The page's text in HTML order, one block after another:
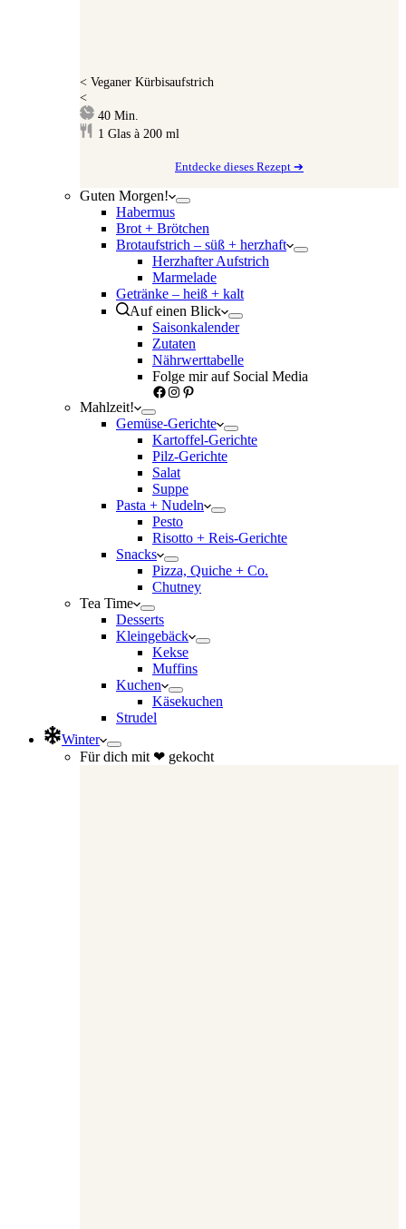
< Veganer Kürbisaufstrich
<
40Minuten
Min.
1 Glas à 200 ml
Entdecke dieses Rezept ➔
Guten Morgen!
Habermus
Brot + Brötchen
Brotaufstrich – süß + herzhaft
Herzhafter Aufstrich
Marmelade
Getränke – heiß + kalt
Auf einen Blick
Saisonkalender
Zutaten
Nährwerttabelle
Folge mir auf Social Media
Facebook
Instagram
Pinterest
Mahlzeit!
Gemüse-Gerichte
Kartoffel-Gerichte
Pilz-Gerichte
Salat
Suppe
Pasta + Nudeln
Pesto
Risotto + Reis-Gerichte
Snacks
Pizza, Quiche + Co.
Chutney
Tea Time
Desserts
Kleingebäck
Kekse
Muffins
Kuchen
Käsekuchen
Strudel
Winter
Für dich mit ❤ gekocht